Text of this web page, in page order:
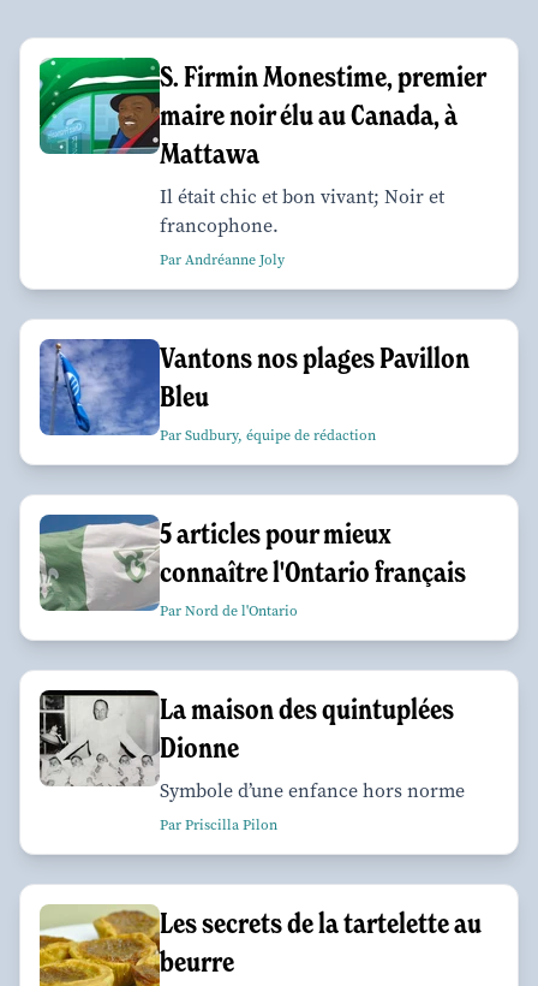
S. Firmin Monestime, premier
maire noir élu au Canada, à
Mattawa
Il était chic et bon vivant; Noir et
francophone.
Par Andréanne Joly
Vantons nos plages Pavillon
Bleu
Par Sudbury, équipe de rédaction
5 articles pour mieux
connaître l'Ontario français
Par Nord de l'Ontario
La maison des quintuplées
Dionne
Symbole d’une enfance hors norme
Par Priscilla Pilon
Les secrets de la tartelette au
beurre